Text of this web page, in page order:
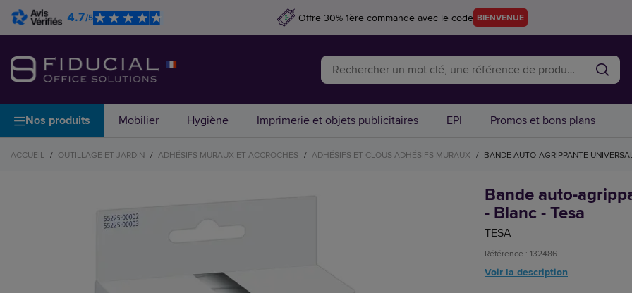
4.7/5 Offre 30% 1ère commande avec le code BIENVENUE
Nos produits Mobilier Hygiène Imprimerie et objets publicitaires EPI Promos et bons plans
ACCUEIL / OUTILLAGE ET JARDIN / ADHÉSIFS MURAUX ET ACCROCHES / ADHÉSIFS ET CLOUS ADHÉSIFS MURAUX / BANDE AUTO-AGRIPPANTE
Bande auto-
- Blanc - Tesa
TESA
Référence : 132486
Voir la description